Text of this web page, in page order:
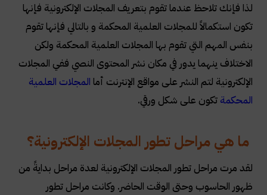
لذا فإنك تلاحظ عندما تقوم بتعريف المجلات الإلكترونية فإنها
تكون استكمالاً للمجلات العلمية المحكمة و بالتالي فإنها تقوم
بنفس المهم التي تقوم بها المجلات العلمية المحكمة ولكن
الاختلاف ينهما يدور في مكان نشر المحتوى النصي ففي المجلات
الإلكترونية لتم النشر على مواقع الإنترنت أما المجلات العلمية
المحكمة تكون على شكل ورقي.
ما هي مراحل تطور المجلات الإلكترونية؟
لقد مرت مراحل تطور المجلات الإلكترونية لعدة مراحل بدايةً من
ظهور الحاسوب وحتى الوقت الحاضر. وكانت مراحل تطور